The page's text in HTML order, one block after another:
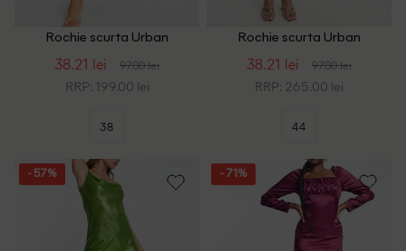
Rochie scurta Urban
38.21 lei 97.00 lei
RRP: 199.00 lei
38
Rochie scurta Urban
38.21 lei 97.00 lei
RRP: 265.00 lei
44
- 57% - 71%